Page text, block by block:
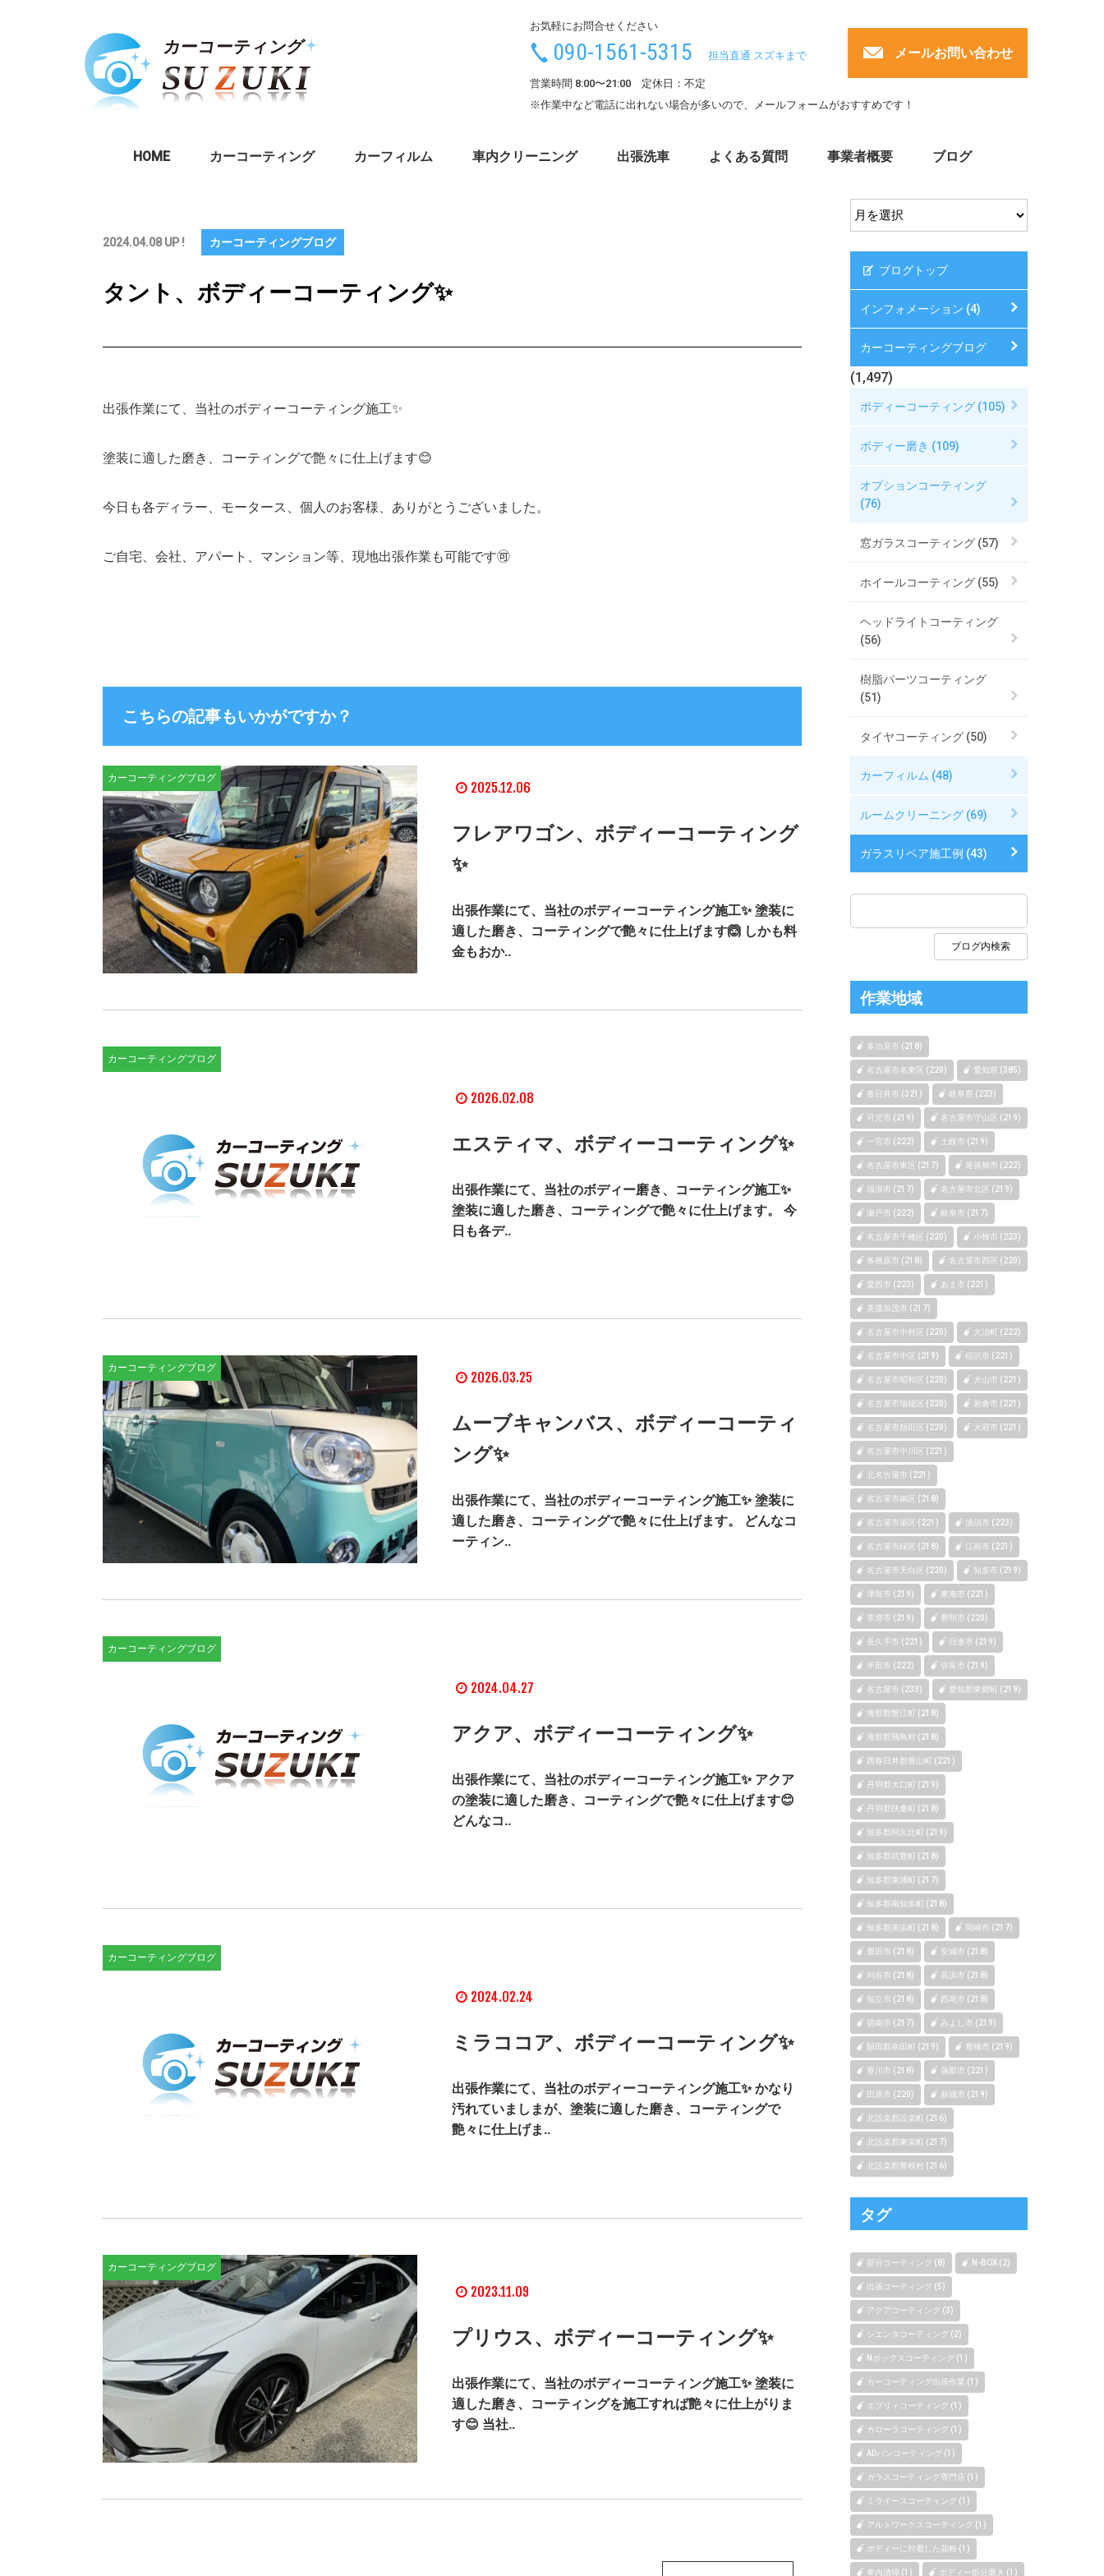
お気軽にお問合せください
090-1561-5315 担当直通 スズキまで
営業時間 8:00〜21:00 定休日：不定
メールお問い合わせ
※作業中など電話に出れない場合が多いので、メールフォームがおすすめです！
HOME カーコーティング カーフィルム 車内クリーニング 出張洗車 よくある質問 事業者概要 ブログ
2024.04.08 UP ! カーコーティングブログ
タント、ボディーコーティング✨
出張作業にて、当社のボディーコーティング施工✨
塗装に適した磨き、コーティングで艶々に仕上げます😊
今日も各ディラー、モータース、個人のお客様、ありがとうございました。
ご自宅、会社、アパート、マンション等、現地出張作業も可能です🉑
こちらの記事もいかがですか？
カーコーティングブログ
2025.12.06
フレアワゴン、ボディーコーティング
✨
出張作業にて、当社のボディーコーティング施工✨ 塗装に
適した磨き、コーティングで艶々に仕上げます🙆 しかも料
金もおか..
カーコーティングブログ
2026.02.08
エスティマ、ボディーコーティング✨
出張作業にて、当社のボディー磨き、コーティング施工✨
塗装に適した磨き、コーティングで艶々に仕上げます。 今
日も各デ..
カーコーティングブログ
2026.03.25
ムーブキャンバス、ボディーコーティ
ング✨
出張作業にて、当社のボディーコーティング施工✨ 塗装に
適した磨き、コーティングで艶々に仕上げます。 どんなコ
ーティン..
カーコーティングブログ
2024.04.27
アクア、ボディーコーティング✨
出張作業にて、当社のボディーコーティング施工✨ アクア
の塗装に適した磨き、コーティングで艶々に仕上げます😊
どんなコ..
カーコーティングブログ
2024.02.24
ミラココア、ボディーコーティング✨
出張作業にて、当社のボディーコーティング施工✨ かなり
汚れていましまが、塗装に適した磨き、コーティングで
艶々に仕上げま..
カーコーティングブログ
2023.11.09
プリウス、ボディーコーティング✨
出張作業にて、当社のボディーコーティング施工✨ 塗装に
適した磨き、コーティングを施工すれば艶々に仕上がりま
す😊 当社..
ブログトップ
インフォメーション (4)
カーコーティングブログ
(1,497)
ボディーコーティング (105)
ボディー磨き (109)
オプションコーティング
(76)
窓ガラスコーティング (57)
ホイールコーティング (55)
ヘッドライトコーティング
(56)
樹脂パーツコーティング
(51)
タイヤコーティング (50)
カーフィルム (48)
ルームクリーニング (69)
ガラスリペア施工例 (43)
作業地域
多治見市 (218)
名古屋市名東区 (220) 愛知県 (385)
春日井市 (321) 岐阜県 (223)
可児市 (219) 名古屋市守山区 (219)
一宮市 (222) 土岐市 (219)
名古屋市東区 (217) 尾張旭市 (222)
瑞浪市 (217) 名古屋市北区 (219)
瀬戸市 (222) 岐阜市 (217)
名古屋市千種区 (220) 小牧市 (223)
各務原市 (218) 名古屋市西区 (220)
愛西市 (223) あま市 (221)
美濃加茂市 (217)
名古屋市中村区 (220) 大治町 (222)
名古屋市中区 (219) 稲沢市 (221)
名古屋市昭和区 (220) 犬山市 (221)
名古屋市瑞穂区 (220) 岩倉市 (221)
名古屋市熱田区 (220) 大府市 (221)
名古屋市中川区 (221)
北名古屋市 (221)
名古屋市南区 (218)
名古屋市港区 (221) 清須市 (223)
名古屋市緑区 (218) 江南市 (221)
名古屋市天白区 (220) 知多市 (219)
津島市 (219) 東海市 (221)
常滑市 (219) 豊明市 (220)
長久手市 (221) 日進市 (219)
半田市 (222) 弥富市 (219)
名古屋市 (233) 愛知郡東郷町 (219)
海部郡蟹江町 (218)
海部郡飛鳥村 (218)
西春日井郡豊山町 (221)
丹羽郡大口町 (219)
丹羽郡扶桑町 (218)
知多郡阿久比町 (219)
知多郡武豊町 (218)
知多郡東浦町 (217)
知多郡南知多町 (218)
知多郡美浜町 (218) 岡崎市 (217)
豊田市 (218) 安城市 (218)
刈谷市 (218) 高浜市 (218)
知立市 (218) 西尾市 (218)
碧南市 (217) みよし市 (219)
額田郡幸田町 (219) 豊橋市 (219)
豊川市 (218) 蒲郡市 (221)
田原市 (220) 新城市 (219)
北設楽郡設楽町 (216)
北設楽郡東栄町 (217)
北設楽郡豊根村 (216)
タグ
部分コーティング (8) N-BOX (2)
出張コーティング (5)
アクアコーティング (3)
シエンタコーティング (2)
Nボックスコーティング (1)
カーコーティング出張作業 (1)
エブリィコーティング (1)
カローラコーティング (1)
ADバンコーティング (1)
ガラスコーティング専門店 (1)
ミライースコーティング (1)
アルトワークスコーティング (1)
ボディーに付着した花粉 (1)
車内清掃 (1) ボディー部分磨き (1)